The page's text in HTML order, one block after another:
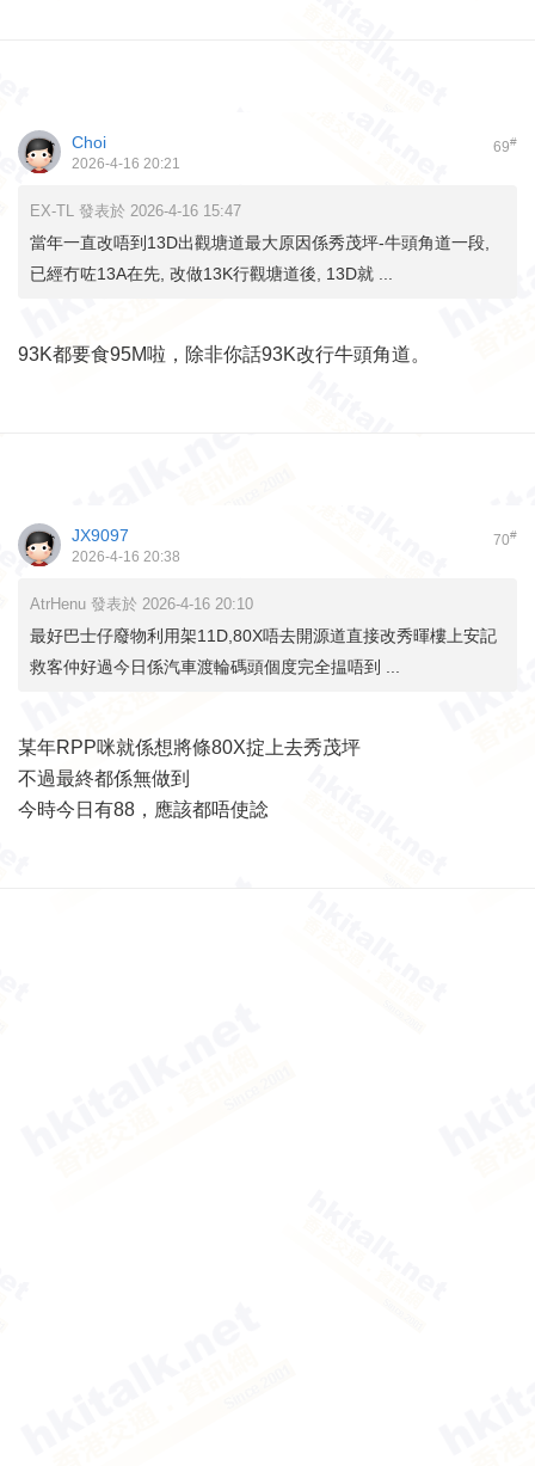
69#
Choi
2026-4-16 20:21
EX-TL 發表於 2026-4-16 15:47
當年一直改唔到13D出觀塘道最大原因係秀茂坪-牛頭角道一段,
已經冇咗13A在先, 改做13K行觀塘道後, 13D就 ...
93K都要食95M啦，除非你話93K改行牛頭角道。
70#
JX9097
2026-4-16 20:38
AtrHenu 發表於 2026-4-16 20:10
最好巴士仔廢物利用架11D,80X唔去開源道直接改秀暉樓上安記
救客仲好過今日係汽車渡輪碼頭個度完全揾唔到 ...
某年RPP咪就係想將條80X掟上去秀茂坪
不過最終都係無做到
今時今日有88，應該都唔使諗